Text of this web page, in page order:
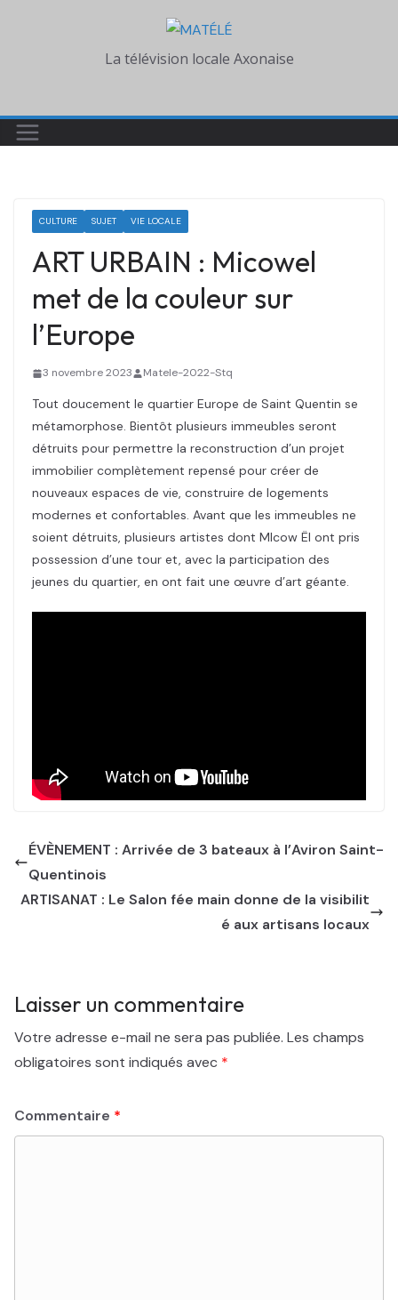
La télévision locale Axonaise
CULTURE SUJET VIE LOCALE
ART URBAIN : Micowel
met de la couleur sur
l’Europe
3 novembre 2023 Matele-2022-Stq
Tout doucement le quartier Europe de Saint Quentin se
métamorphose. Bientôt plusieurs immeubles seront
détruits pour permettre la reconstruction d’un projet
immobilier complètement repensé pour créer de
nouveaux espaces de vie, construire de logements
modernes et confortables. Avant que les immeubles ne
soient détruits, plusieurs artistes dont MIcow Ël ont pris
possession d’une tour et, avec la participation des
jeunes du quartier, en ont fait une œuvre d’art géante.
ÉVÈNEMENT : Arrivée de 3 bateaux à l’Aviron Saint-
Quentinois
ARTISANAT : Le Salon fée main donne de la visibilit
é aux artisans locaux
Laisser un commentaire
Votre adresse e-mail ne sera pas publiée. Les champs
obligatoires sont indiqués avec *
Commentaire *